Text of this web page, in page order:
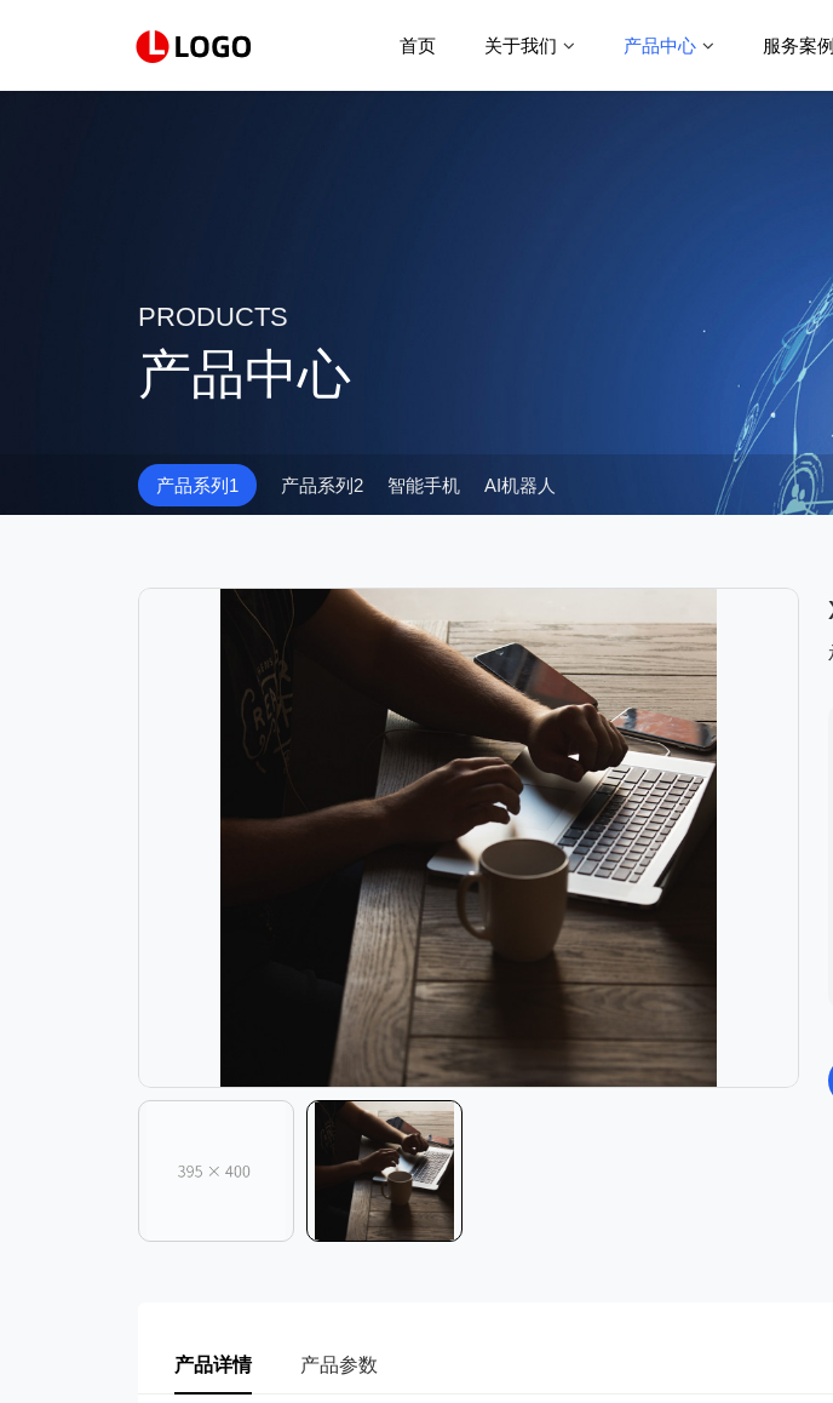
首页 关于我们 产品中心 服务案例
PRODUCTS
产品中心
产品系列1 产品系列2 智能手机 AI机器人
产品详情 产品参数